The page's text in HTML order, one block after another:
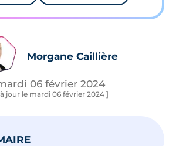
Morgane Caillière
06 février 2024
jour le mardi 06 février 2024 ]